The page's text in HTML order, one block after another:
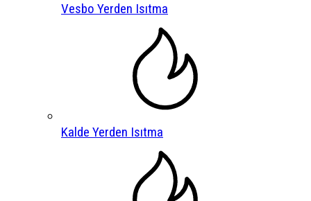
Vesbo Yerden Isıtma
Kalde Yerden Isıtma